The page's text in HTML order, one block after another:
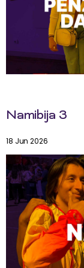
Namibija 3
18 Jun 2026